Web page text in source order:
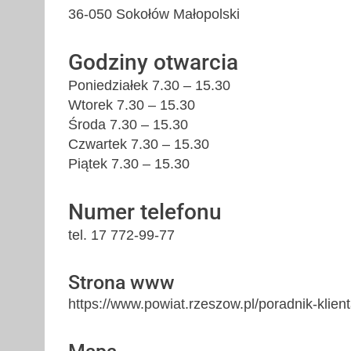
36-050 Sokołów Małopolski
Godziny otwarcia
Poniedziałek 7.30 – 15.30
Wtorek 7.30 – 15.30
Środa 7.30 – 15.30
Czwartek 7.30 – 15.30
Piątek 7.30 – 15.30
Numer telefonu
tel. 17 772-99-77
Strona www
https://www.powiat.rzeszow.pl/poradnik-